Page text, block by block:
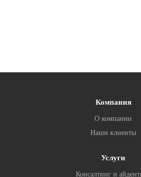
Компания
О компании
Наши клиенты
Услуги
Консалтинг и